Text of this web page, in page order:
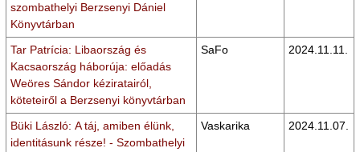
szombathelyi Berzsenyi Dániel
Könyvtárban
Tar Patrícia: Libaország és
Kacsaország háborúja: előadás
Weöres Sándor kéziratairól,
köteteiről a Berzsenyi könyvtárban
SaFo 2024.11.11.
Büki László: A táj, amiben élünk,
identitásunk része! - Szombathelyi
Vaskarika 2024.11.07.